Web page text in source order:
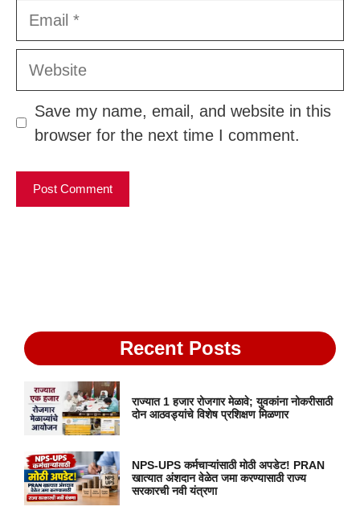
Email
Website
Save my name, email, and website in this
browser for the next time I comment.
Recent Posts
राज्यात 1 हजार रोजगार मेळावे; युवकांना नोकरीसाठी
दोन आठवड्यांचे विशेष प्रशिक्षण मिळणार
NPS-UPS कर्मचाऱ्यांसाठी मोठी अपडेट! PRAN
खात्यात अंशदान वेळेत जमा करण्यासाठी राज्य
सरकारची नवी यंत्रणा